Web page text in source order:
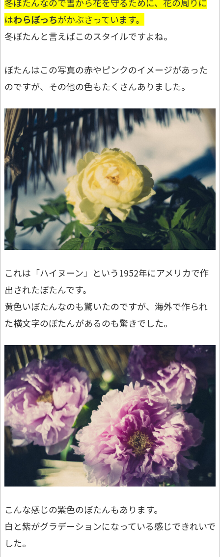
はわらぼっちがかぶさっています。
冬ぼたんと言えばこのスタイルですよね。
ぼたんはこの写真の赤やピンクのイメージがあった
のですが、その他の色もたくさんありました。
これは「ハイヌーン」という1952年にアメリカで作
出されたぼたんです。
黄色いぼたんなのも驚いたのですが、海外で作られ
た横文字のぼたんがあるのも驚きでした。
こんな感じの紫色のぼたんもあります。
白と紫がグラデーションになっている感じできれいで
した。